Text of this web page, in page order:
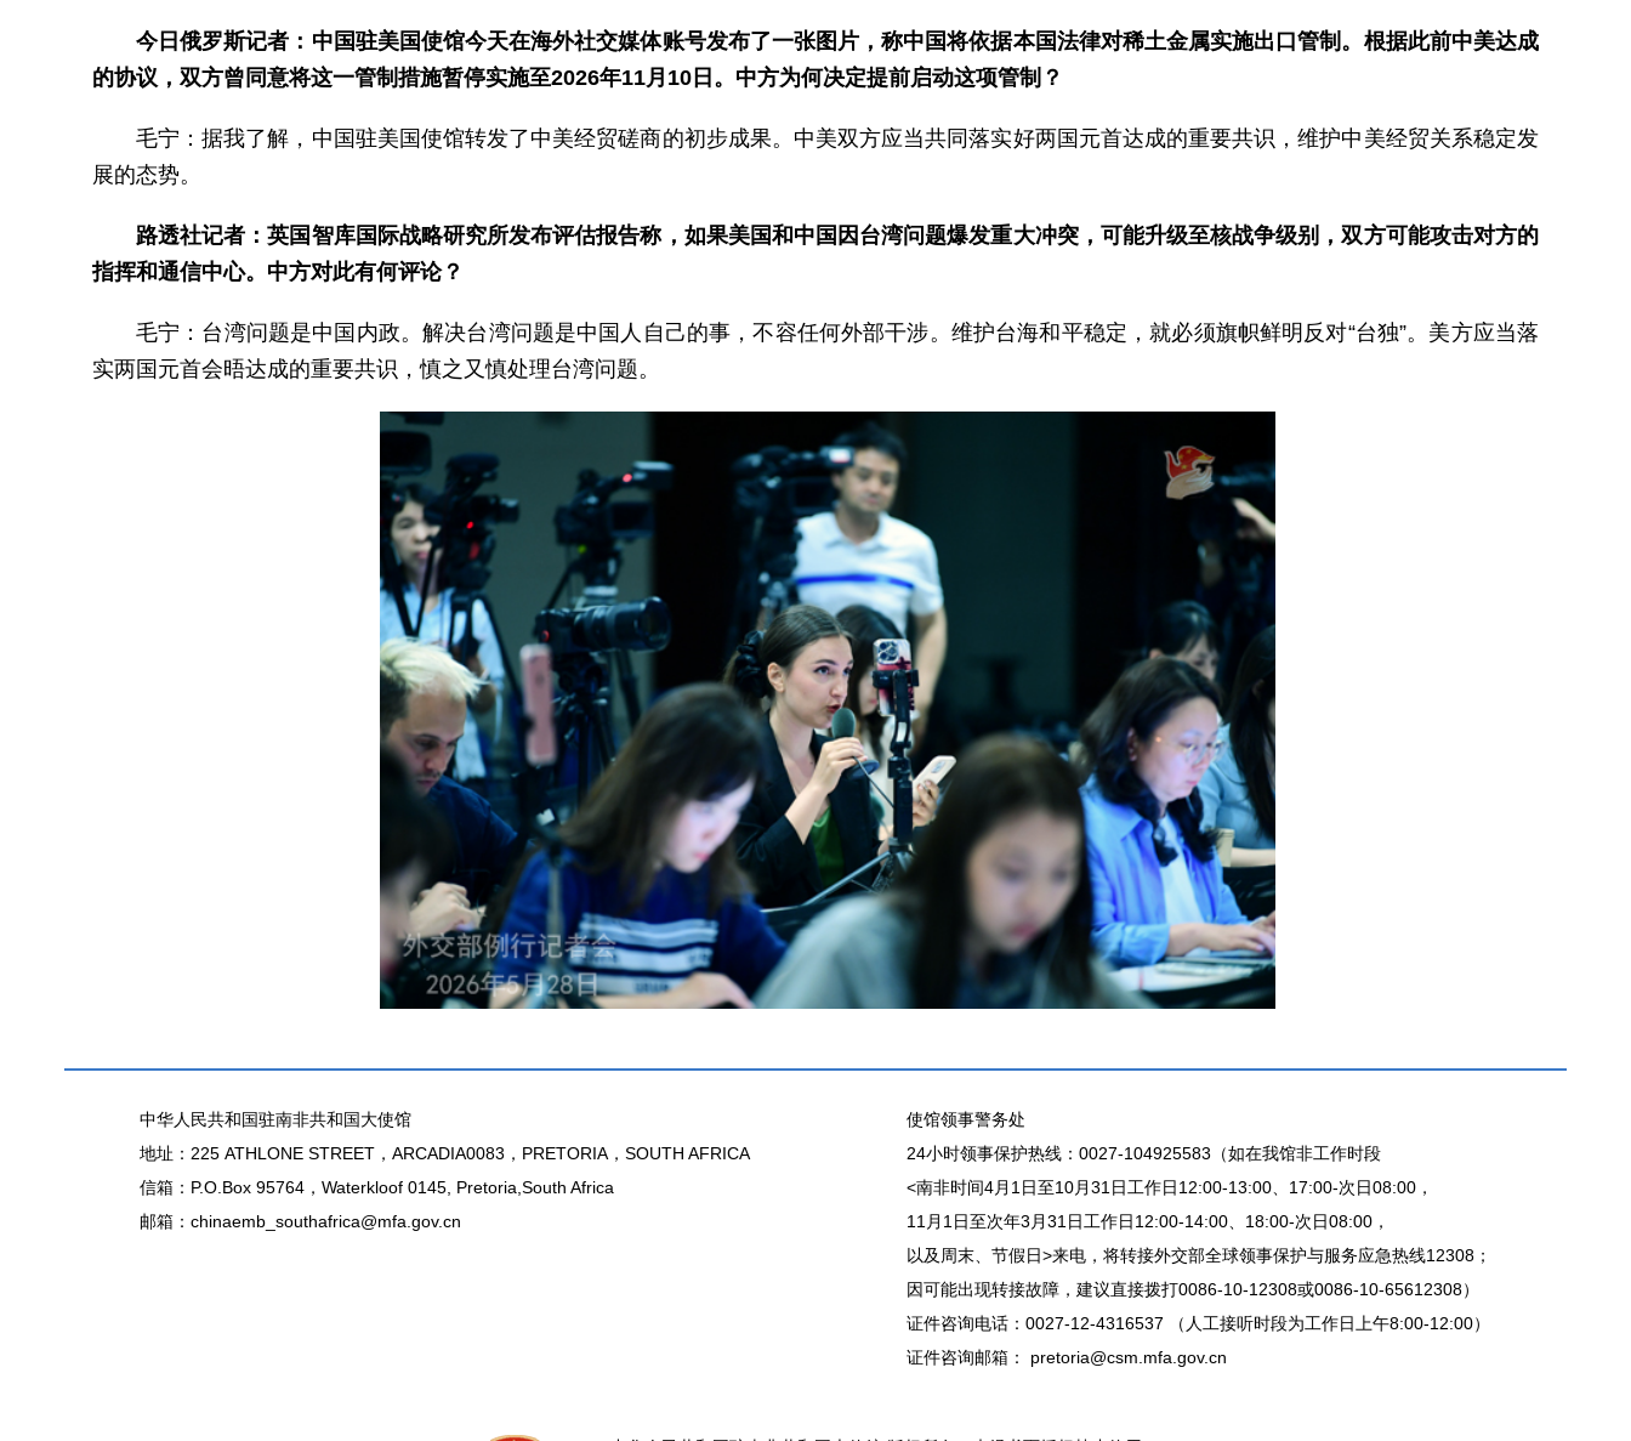
今日俄罗斯记者：中国驻美国使馆今天在海外社交媒体账号发布了一张图片，称中国将依据本国法律对稀土金属实施出口管制。根据此前中美达成
的协议，双方曾同意将这一管制措施暂停实施至2026年11月10日。中方为何决定提前启动这项管制？
毛宁：据我了解，中国驻美国使馆转发了中美经贸磋商的初步成果。中美双方应当共同落实好两国元首达成的重要共识，维护中美经贸关系稳定发
展的态势。
路透社记者：英国智库国际战略研究所发布评估报告称，如果美国和中国因台湾问题爆发重大冲突，可能升级至核战争级别，双方可能攻击对方的
指挥和通信中心。中方对此有何评论？
毛宁：台湾问题是中国内政。解决台湾问题是中国人自己的事，不容任何外部干涉。维护台海和平稳定，就必须旗帜鲜明反对“台独”。美方应当落
实两国元首会晤达成的重要共识，慎之又慎处理台湾问题。
中华人民共和国驻南非共和国大使馆
地址：225 ATHLONE STREET，ARCADIA0083，PRETORIA，SOUTH AFRICA
信箱：P.O.Box 95764，Waterkloof 0145, Pretoria,South Africa
邮箱：chinaemb_southafrica@mfa.gov.cn
使馆领事警务处
24小时领事保护热线：0027-104925583（如在我馆非工作时段
<南非时间4月1日至10月31日工作日12:00-13:00、17:00-次日08:00，
11月1日至次年3月31日工作日12:00-14:00、18:00-次日08:00，
以及周末、节假日>来电，将转接外交部全球领事保护与服务应急热线12308；
因可能出现转接故障，建议直接拨打0086-10-12308或0086-10-65612308）
证件咨询电话：0027-12-4316537 （人工接听时段为工作日上午8:00-12:00）
证件咨询邮箱： pretoria@csm.mfa.gov.cn